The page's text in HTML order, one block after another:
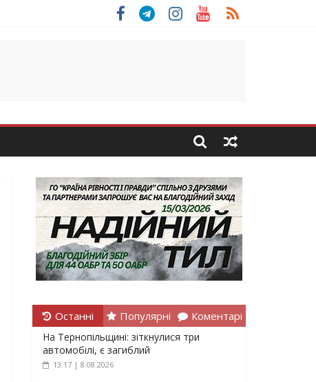
Останні Популярні Коментарі
На Тернопільщині: зіткнулися три
автомобілі, є загиблий
13:17 | 8.08.2026